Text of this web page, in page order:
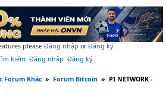
please Đăng nhập orĐăng ký.
kiếm Đăng nhập Đăng ký
Forum Khác » Forum Bitcoin » PI NETWORK -